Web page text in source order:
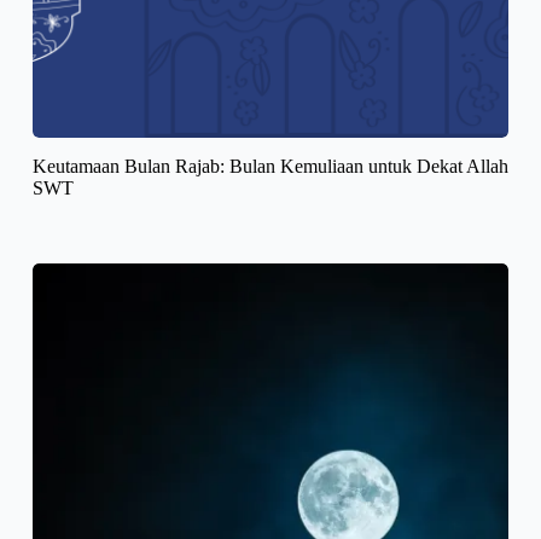
Keutamaan Bulan Rajab: Bulan Kemuliaan untuk Dekat Allah
SWT